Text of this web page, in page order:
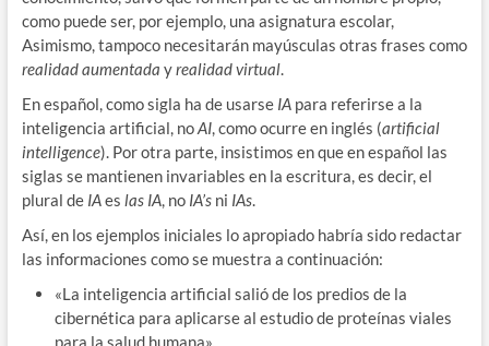
como puede ser, por ejemplo, una asignatura escolar,
Asimismo, tampoco necesitarán mayúsculas otras frases como
realidad aumentada yrealidad virtual.
En español, como sigla ha de usarse IA para referirse a la
inteligencia artificial, noAI, como ocurre en inglés (artificial
intelligence). Por otra parte, insistimos en que en español las
siglas se mantienen invariables en la escritura, es decir, el
plural de IAes las IA, no IA’sni IAs.
Así, en los ejemplos iniciales lo apropiado habría sido redactar
las informaciones como se muestra a continuación:
«La inteligencia artificial salió de los predios de la
cibernética para aplicarse al estudio de proteínas viales
para la salud humana».